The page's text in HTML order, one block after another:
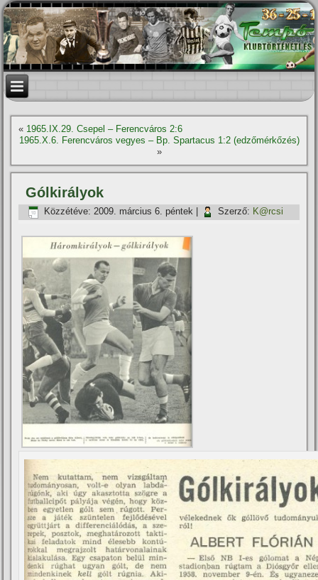
« 1965.IX.29. Csepel – Ferencváros 2:6
1965.X.6. Ferencváros vegyes – Bp. Spartacus 1:2 (edzőmérkőzés)
»
Gólkirályok
Közzétéve: 2009. március 6. péntek Szerző: K@rcsi